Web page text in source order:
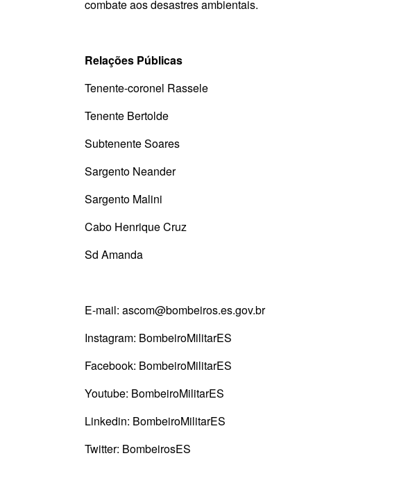
combate aos desastres ambientais.
Relações Públicas
Tenente-coronel Rassele
Tenente Bertolde
Subtenente Soares
Sargento Neander
Sargento Malini
Cabo Henrique Cruz
Sd Amanda
E-mail: ascom@bombeiros.es.gov.br
Instagram: BombeiroMilitarES
Facebook: BombeiroMilitarES
Youtube: BombeiroMilitarES
Linkedin: BombeiroMilitarES
Twitter: BombeirosES